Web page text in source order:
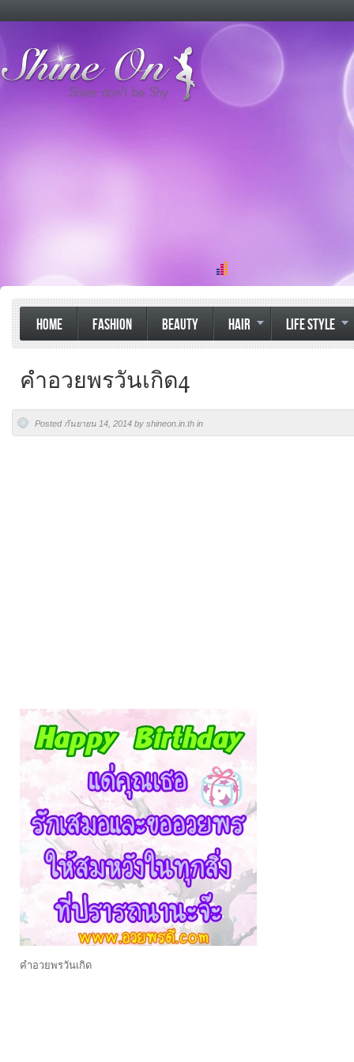
HOME FASHION BEAUTY HAIR LIFE STYLE
คําอวยพรวันเกิด4
Posted กันยายน 14, 2014 by shineon.in.th in
คําอวยพรวันเกิด